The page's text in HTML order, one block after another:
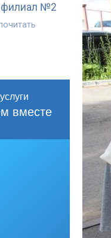
филиал №2
вместе